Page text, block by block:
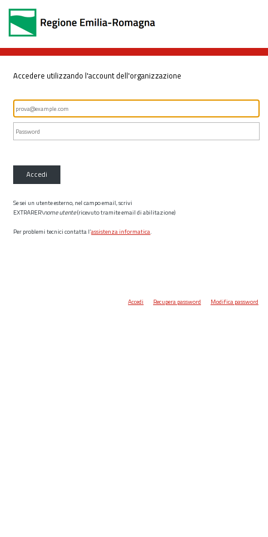
Accedere utilizzando l'account dell'organizzazione
Accedi
Se sei un utente esterno, nel campo email, scrivi
EXTRARER\nome utente(ricevuto tramite email di abilitazione)
Per problemi tecnici contatta l’assistenza informatica.
Accedi Recupera password Modifica password